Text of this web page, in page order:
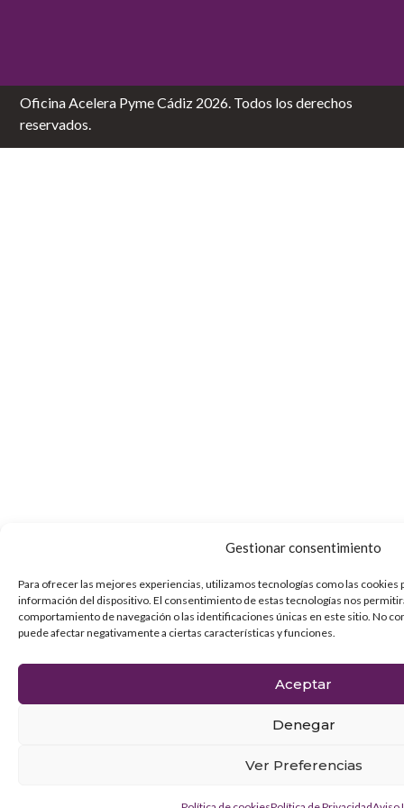
Gestionar consentimiento
Para ofrecer las mejores experiencias, utilizamos tecnologías como las cookies
información del dispositivo. El consentimiento de estas tecnologías nos
comportamiento de navegación o las identificaciones únicas en este sitio. No
puede afectar negativamente a ciertas características y funciones.
Aceptar
Denegar
Ver Preferencias
Oficina Acelera Pyme Cádiz 2026. Todos los derechos
reservados.